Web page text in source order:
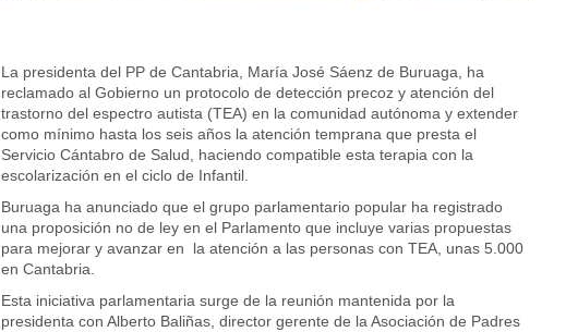
La presidenta del PP de Cantabria, María José Sáenz de Buruaga, ha
reclamado al Gobierno un protocolo de detección precoz y atención del
trastorno del espectro autista (TEA) en la comunidad autónoma y extender
como mínimo hasta los seis años la atención temprana que presta el
Servicio Cántabro de Salud, haciendo compatible esta terapia con la
escolarización en el ciclo de Infantil.
Buruaga ha anunciado que el grupo parlamentario popular ha registrado
una proposición no de ley en el Parlamento que incluye varias propuestas
para mejorar y avanzar en la atención a las personas con TEA, unas 5.000
en Cantabria.
Esta iniciativa parlamentaria surge de la reunión mantenida por la
presidenta con Alberto Baliñas, director gerente de la Asociación de Padres